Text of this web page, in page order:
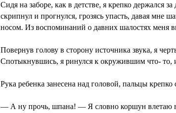
Сидя на заборе, как в детстве, я крепко держался
скрипнул и прогнулся, грозясь упасть, давая мне
носом. Из воспоминаний о давних шалостях меня
Повернув голову в сторону источника звука, я
Спотыкнувшись, я ринулся к окружившим что- то,
Рука ребенка занесена над головой, пальцы
— А ну прочь, шпана! — Я словно коршун влетаю в